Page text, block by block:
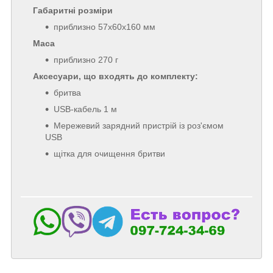
Габаритні розміри
приблизно 57x60x160 мм
Маса
приблизно 270 г
Аксесуари, що входять до комплекту:
бритва
USB-кабель 1 м
Мережевий зарядний пристрій із роз'ємом
USB
щітка для очищення бритви